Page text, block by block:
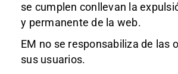
se cumplen conllevan la
y permanente de la web.
EM no se responsabiliza de las
sus usuarios.